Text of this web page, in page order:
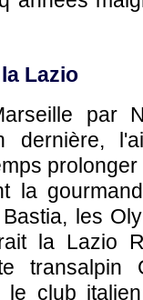
Lazio
par
dernière,
la
les
la Lazio
transalpin
le club